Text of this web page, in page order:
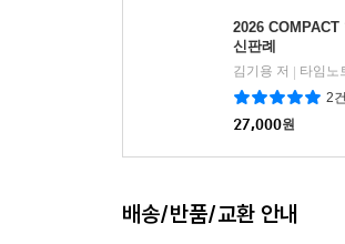
2026 COMPACT
신판례
김기용 저
타임노
2건
27,000원
배송/반품/교환 안내